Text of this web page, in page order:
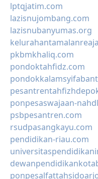
lptqjatim.com
lazisnujombang.com
lazisnubanyumas.org
pkbmkhaliq.com
pondoktahfidz.com
ponpesaswajaan-
psbpesantren.com
rsudpasangkayu.com
pendidikan-riau.com